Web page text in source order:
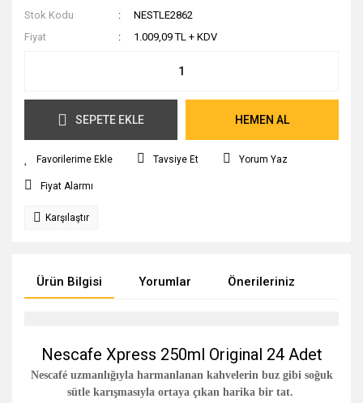
Stok Kodu
NESTLE2862
Fiyat
1.009,09 TL + KDV
SEPETE EKLE HEMEN AL
Tavsiye Et Yorum Yaz
Fiyat Alarmı
Karşılaştır
Ürün Bilgisi Yorumlar Önerileriniz
Nescafe Xpress 250ml Original 24 Adet
Nescafé uzmanlığıyla harmanlanan kahvelerin buz gibi soğuk
sütle karışmasıyla ortaya çıkan harika bir tat.